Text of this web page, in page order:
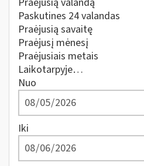
Paskutines 24 valandas
Praėjusią savaitę
Praėjusį mėnesį
Praėjusiais metais
Laikotarpyje…
Nuo
Iki